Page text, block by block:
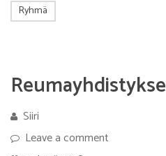
Ryhmä
Siiri
Leave a comment